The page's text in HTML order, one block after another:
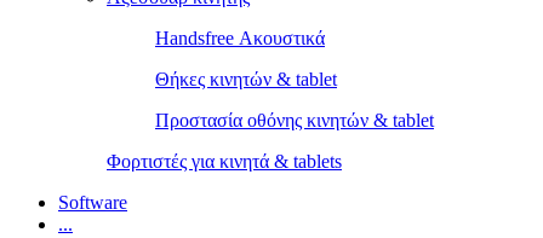
Handsfree Ακουστικά
Θήκες κινητών & tablet
Προστασία οθόνης κινητών & tablet
Φορτιστές για κινητά & tablets
Software
...